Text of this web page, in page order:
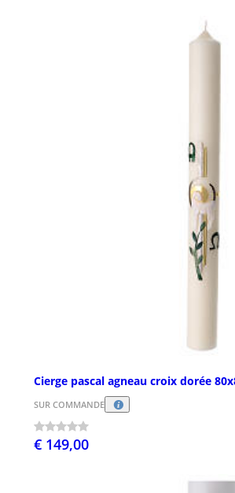
Cierge pascal agneau croix dorée
SUR COMMANDE
€ 149,00